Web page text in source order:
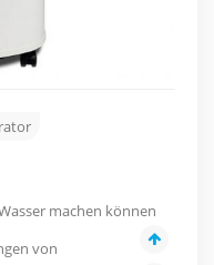
machen können
von